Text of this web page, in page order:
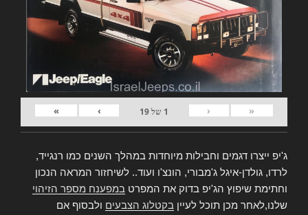
«
‹
1 של19
›
»
ג'יפ ייצרו דגמים וחבילות מיוחדות במהלך השנים כמו רנגייד,
לרדו, גולדן-איגל ג'מבורי, הונצ'ו ועוד.. לשיחזור המראה הנכון
וחתימת שיפוץ הג'יפ בדוק את המפרט במפענח מספר הזיהוי
שלנו,לאחר מכן תוכל לעיין בקטלוג הצבעים ולבסוף אם